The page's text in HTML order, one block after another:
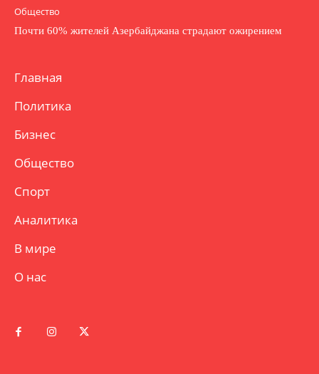
Общество
Почти 60% жителей Азербайджана страдают ожирением
Главная
Политика
Бизнес
Общество
Спорт
Аналитика
В мире
О нас